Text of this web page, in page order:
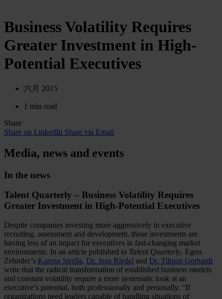
Business Volatility Requires
Greater Investment in High-
Potential Executives
六月 2015
1 min read
Share
Share on LinkedIn Share via Email
Media, news and events
In the news
Talent Quarterly – Business Volatility Requires
Greater Investment in High-Potential Executives
Despite companies investing more aggressively in executive
recruiting, assessment and development, those investments are
having less of an impact for executives in fast-changing market
environments. In an article published to Talent Quarterly, Egon
Zehnder’s Karena Strella, Dr. Jens Riedel and Dr. Tilman Gerhardt
write that the radical transformation of established business models
and constant volatility require a more systematic look at an
executive’s potential, both professionally and personally. “If
organizations need leaders capable of handling situations of